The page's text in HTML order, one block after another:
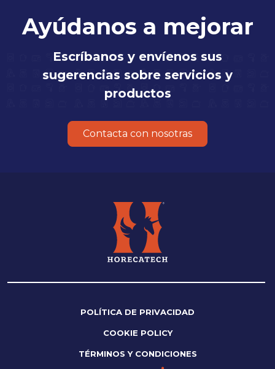
Ayúdanos a mejorar
Escríbanos y envíenos sus
sugerencias sobre servicios y
productos
Contacta con nosotras
POLÍTICA DE PRIVACIDAD
COOKIE POLICY
TÉRMINOS Y CONDICIONES